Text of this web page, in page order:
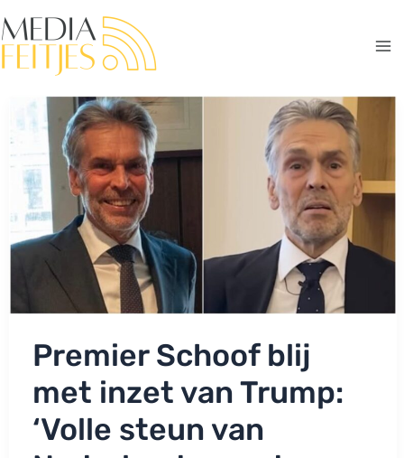
naar
de
Premier Schoof blij
met inzet van Trump:
‘Volle steun van